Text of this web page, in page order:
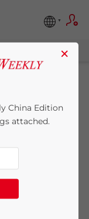
×
China Edition
attached.